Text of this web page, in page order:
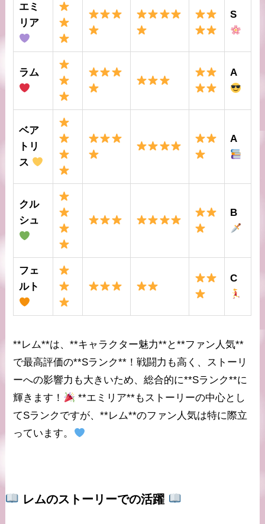
エミ
リア
S
ラム A
ベア
トリ
ス
A
クル
シュ
B
フェ
ルト
C
**レム**は、**キャラクター魅力**と**ファン人気**
で最高評価の**Sランク**！戦闘力も高く、ストーリ
ーへの影響力も大きいため、総合的に**Sランク**に
輝きます！
**エミリア**もストーリーの中心とし
てSランクですが、**レム**のファン人気は特に際立
っています。
レムのストーリーでの活躍